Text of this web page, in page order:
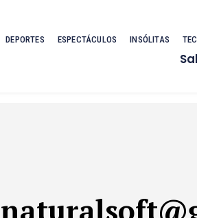
DEPORTES ESPECTÁCULOS INSÓLITAS